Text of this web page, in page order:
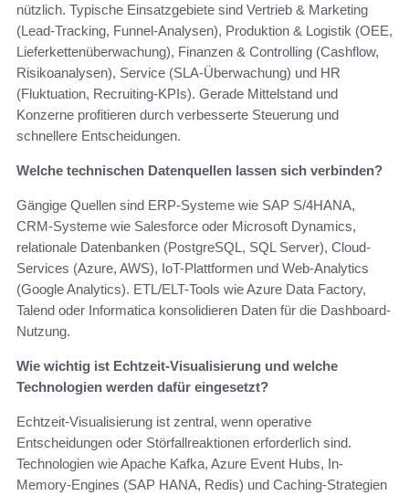
nützlich. Typische Einsatzgebiete sind Vertrieb & Marketing
(Lead-Tracking, Funnel-Analysen), Produktion & Logistik (OEE,
Lieferkettenüberwachung), Finanzen & Controlling (Cashflow,
Risikoanalysen), Service (SLA-Überwachung) und HR
(Fluktuation, Recruiting-KPIs). Gerade Mittelstand und
Konzerne profitieren durch verbesserte Steuerung und
schnellere Entscheidungen.
Welche technischen Datenquellen lassen sich verbinden?
Gängige Quellen sind ERP-Systeme wie SAP S/4HANA,
CRM-Systeme wie Salesforce oder Microsoft Dynamics,
relationale Datenbanken (PostgreSQL, SQL Server), Cloud-
Services (Azure, AWS), IoT-Plattformen und Web-Analytics
(Google Analytics). ETL/ELT-Tools wie Azure Data Factory,
Talend oder Informatica konsolidieren Daten für die Dashboard-
Nutzung.
Wie wichtig ist Echtzeit-Visualisierung und welche
Technologien werden dafür eingesetzt?
Echtzeit-Visualisierung ist zentral, wenn operative
Entscheidungen oder Störfallreaktionen erforderlich sind.
Technologien wie Apache Kafka, Azure Event Hubs, In-
Memory-Engines (SAP HANA, Redis) und Caching-Strategien